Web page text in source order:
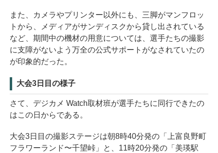
また、カメラやプリンター以外にも、三脚がマンフロッ
トから、メディアがサンディスクから貸し出されている
など、期間中の機材の用意については、選手たちの撮影
に支障がないよう万全の公式サポートがなされていたの
が印象的だった。
大会3日目の様子
さて、デジカメ Watch取材班が選手たちに同行できたの
はこの日からである。
大会3日目の撮影ステージは朝8時40分発の「上富良野町
フラワーランド〜千望峠」と、11時20分発の「美瑛駅